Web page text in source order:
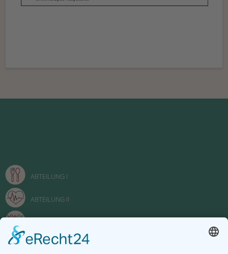
ABTEILUNG I
ABTEILUNG II
FACHOBERSCHULE